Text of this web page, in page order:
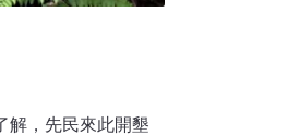
解，先民來此開墾